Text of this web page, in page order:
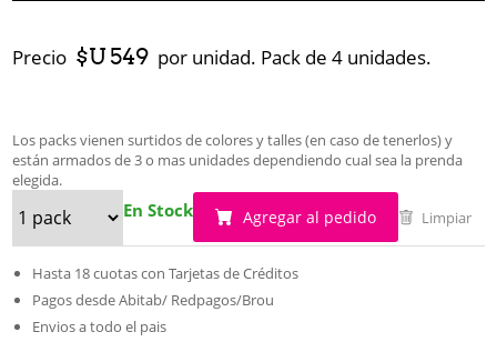
Precio $U 549 por unidad. Pack de 4 unidades.
Los packs vienen surtidos de colores y talles (en caso de tenerlos) y
están armados de 3 o mas unidades dependiendo cual sea la prenda
elegida.
En Stock Agregar al pedido Limpiar
Hasta 18 cuotas con Tarjetas de Créditos
Pagos desde Abitab/ Redpagos/Brou
Envios a todo el pais